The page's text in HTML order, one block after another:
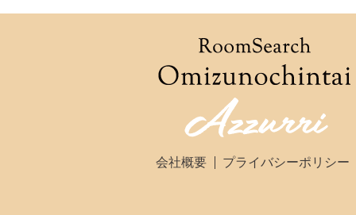
会社概要 プライバシーポリシー